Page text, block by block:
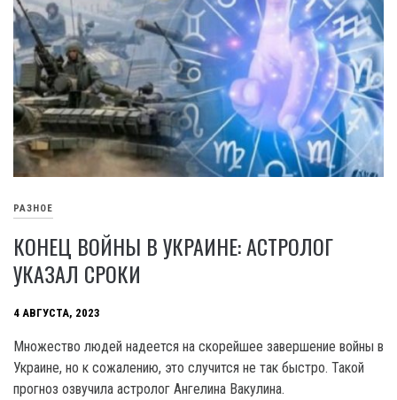
РАЗНОЕ
КОНЕЦ ВОЙНЫ В УКРАИНЕ: АСТРОЛОГ
УКАЗАЛ СРОКИ
4 АВГУСТА, 2023
Множество людей надеется на скорейшее завершение войны в
Украине, но к сожалению, это случится не так быстро. Такой
прогноз озвучила астролог Ангелина Вакулина.